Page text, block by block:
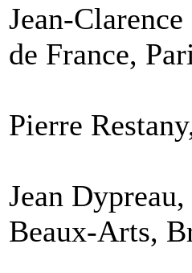
Jean-
de France,
Pierre
Jean
Beaux-Arts,